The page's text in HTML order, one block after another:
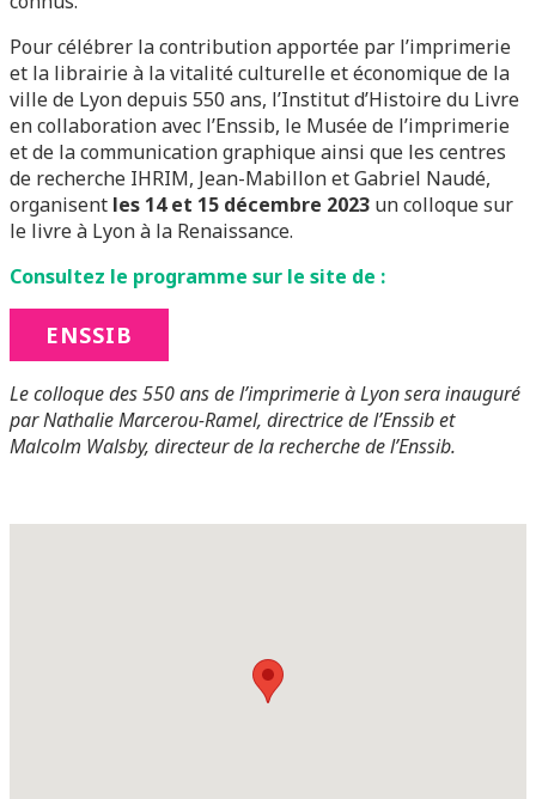
Pour célébrer la contribution apportée par l’imprimerie
et la librairie à la vitalité culturelle et économique de la
ville de Lyon depuis 550 ans, l’Institut d’Histoire du Livre
en collaboration avec l’Enssib, le Musée de l’imprimerie
et de la communication graphique ainsi que les centres
de recherche IHRIM, Jean-Mabillon et Gabriel Naudé,
organisent les 14 et 15 décembre 2023 un colloque sur
le livre à Lyon à la Renaissance.
Consultez le programme sur le site de :
ENSSIB
Le colloque des 550 ans de l’imprimerie à Lyon sera inauguré
par Nathalie Marcerou-Ramel, directrice de l’Enssib et
Malcolm Walsby, directeur de la recherche de l’Enssib.